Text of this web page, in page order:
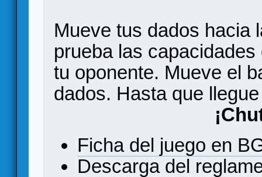
Mueve tus dados hacia
prueba las
tu oponente. Mueve el
dados. Hasta que
Ficha del juego en
Descarga del